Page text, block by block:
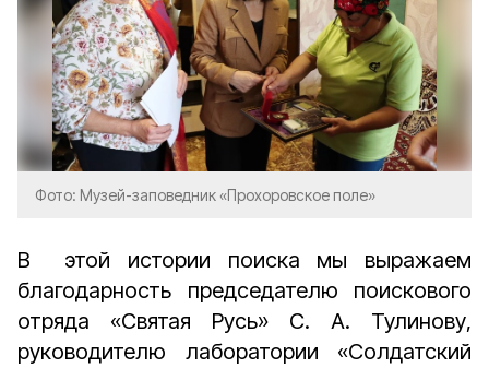
Фото: Музей-заповедник «Прохоровское поле»
В этой истории поиска мы выражаем
благодарность председателю поискового
отряда «Святая Русь» С. А. Тулинову,
руководителю лаборатории «Солдатский